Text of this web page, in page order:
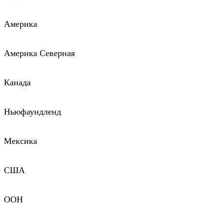
Америка
Америка Северная
Канада
Ньюфаундленд
Мексика
США
ООН